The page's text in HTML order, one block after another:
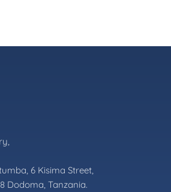
6 Kisima Street,
Dodoma, Tanzania.